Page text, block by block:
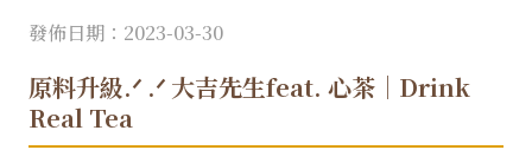
發佈日期：2023-03-30
原料升級.ᐟ .ᐟ ​大吉先生feat. 心茶｜Drink
Real Tea